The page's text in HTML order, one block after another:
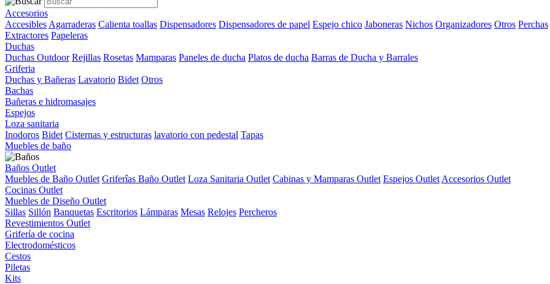
Accesorios
Accesibles Agarraderas Calienta toallas Dispensadores Dispensadores de papel Espejo chico Jaboneras Nichos Organizadores Otros Perchas
Extractores Papeleras
Duchas
Duchas Outdoor Rejillas Rosetas Mamparas Paneles de ducha Platos de ducha Barras de Ducha y Barrales
Griferia
Duchas y Bañeras Lavatorio Bidet Otros
Bachas
Bañeras e hidromasajes
Espejos
Loza sanitaria
Inodoros Bidet Cisternas y estructuras lavatorio con pedestal Tapas
Muebles de baño
Baños Outlet
Muebles de Baño Outlet Griferîas Baño Outlet Loza Sanitaria Outlet Cabinas y Mamparas Outlet Espejos Outlet Accesorios Outlet
Cocinas Outlet
Muebles de Diseño Outlet
Sillas Sillón Banquetas Escritorios Lámparas Mesas Relojes Percheros
Revestimientos Outlet
Grifería de cocina
Electrodomésticos
Cestos
Piletas
Kits